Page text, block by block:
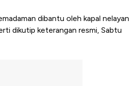
dibantu oleh kapal nelayan
dikutip keterangan resmi, Sabtu